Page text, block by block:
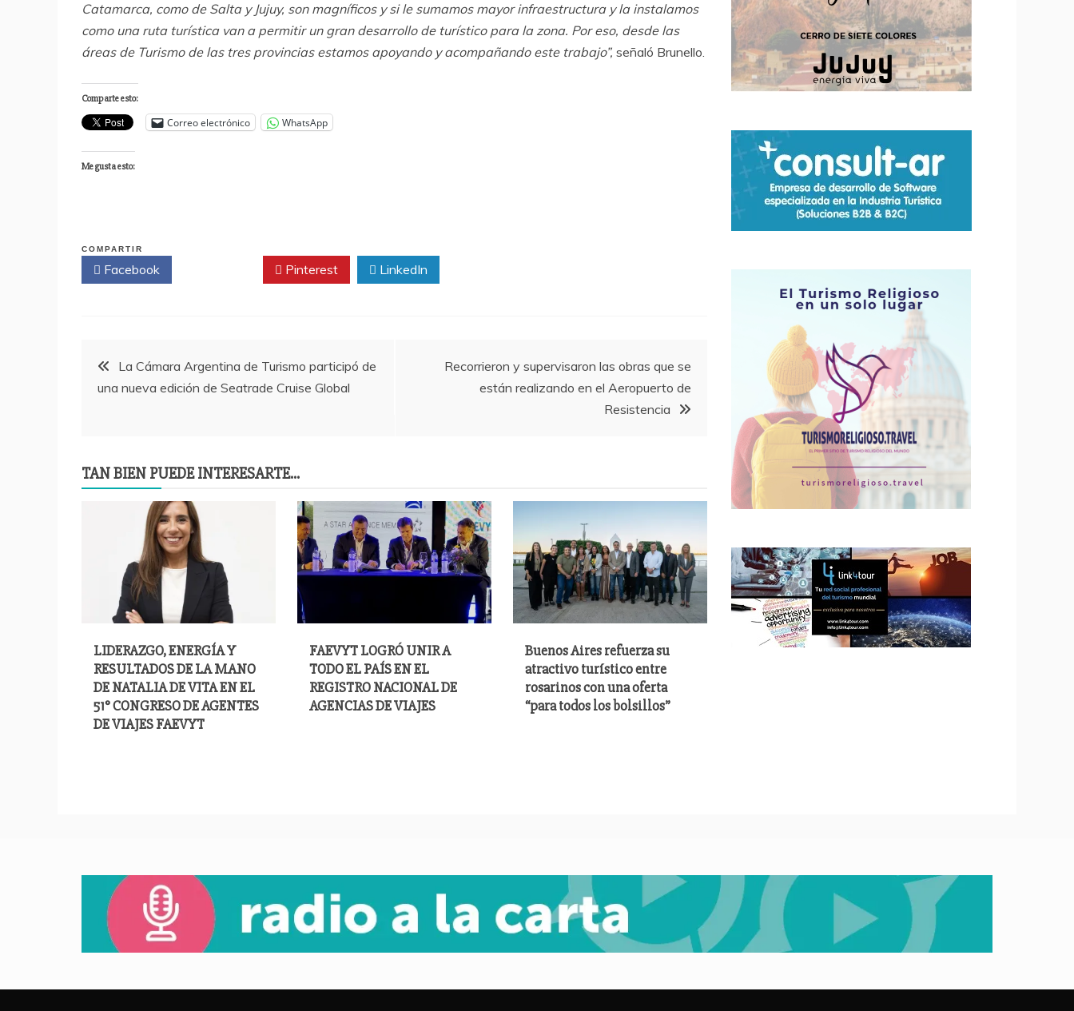
Catamarca, como de Salta y Jujuy, son magníficos y si le sumamos mayor infraestructura y la instalamos
como una ruta turística van a permitir un gran desarrollo de turístico para la zona. Por eso, desde las
áreas de Turismo de las tres provincias estamos apoyando y acompañando este trabajo”, señaló Brunello.
Comparte esto:
Correo electrónico WhatsApp
Me gusta esto:
COMPARTIR
Facebook Pinterest LinkedIn
Navegación
La Cámara Argentina de Turismo participó de
una nueva edición de Seatrade Cruise Global
Recorrieron y supervisaron las obras que se
están realizando en el Aeropuerto de
Resistencia
TAN BIEN PUEDE INTERESARTE...
LIDERAZGO, ENERGÍA Y
RESULTADOS DE LA MANO
DE NATALIA DE VITA EN EL
51° CONGRESO DE AGENTES
DE VIAJES FAEVYT
FAEVYT LOGRÓ UNIR A
TODO EL PAÍS EN EL
REGISTRO NACIONAL DE
AGENCIAS DE VIAJES
Buenos Aires refuerza su
atractivo turístico entre
rosarinos con una oferta
“para todos los bolsillos”